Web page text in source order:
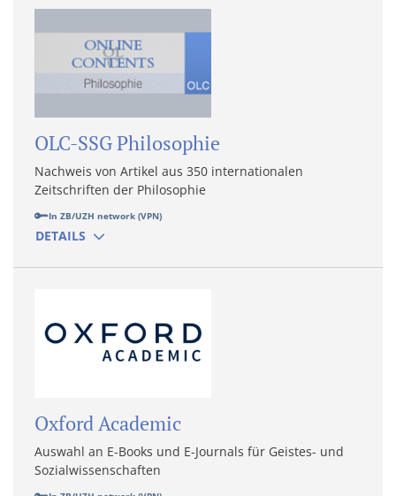
OLC-SSG Philosophie
Nachweis von Artikel aus 350 internationalen
Zeitschriften der Philosophie
DETAILS
In ZB/UZH network (VPN)
Oxford Academic
Auswahl an E-Books und E-Journals für Geistes- und
Sozialwissenschaften